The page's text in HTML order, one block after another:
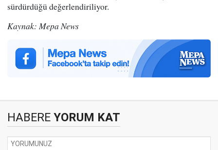
sürdürdüğü değerlendiriliyor.
Kaynak: Mepa News
HABERE YORUM KAT